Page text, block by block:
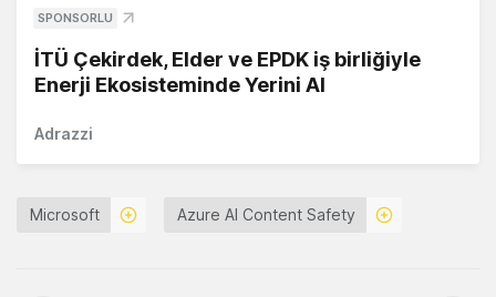
SPONSORLU
İTÜ Çekirdek, Elder ve EPDK iş birliğiyle
Enerji Ekosisteminde Yerini Al
Adrazzi
Microsoft Azure AI Content Safety